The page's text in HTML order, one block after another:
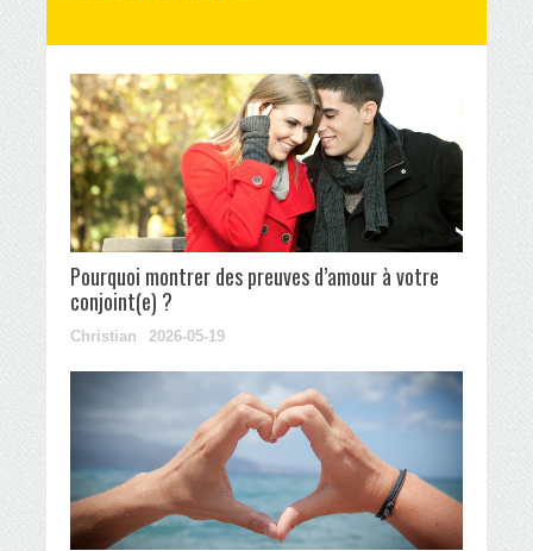
Pourquoi montrer des preuves d’amour à votre
conjoint(e) ?
Christian 2026-05-19